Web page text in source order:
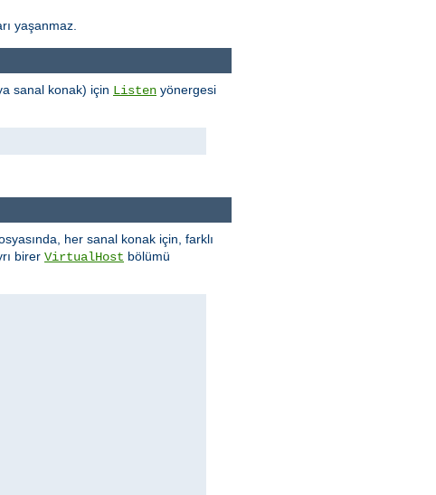
yaşanmaz.
sanal konak) için Listen yönergesi
her sanal konak için, farklı
birer VirtualHost bölümü